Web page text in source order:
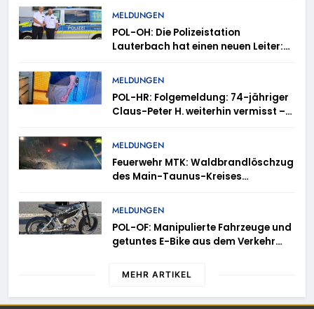
MELDUNGEN
POL-OH: Die Polizeistation
Lauterbach hat einen neuen Leiter:
MELDUNGEN
POL-HR: Folgemeldung: 74-jähriger
Claus-Peter H. weiterhin vermisst –
MELDUNGEN
Feuerwehr MTK: Waldbrandlöschzug
des Main-Taunus-Kreises
Rheingau-Taunus-Kreis – Rund 45
schwierigem Gelände die Flanken
des Brandgebietes
MELDUNGEN
POL-OF: Manipulierte Fahrzeuge und
getuntes E-Bike aus dem Verkehr
gleich mehrere Verstöße auf
MEHR ARTIKEL